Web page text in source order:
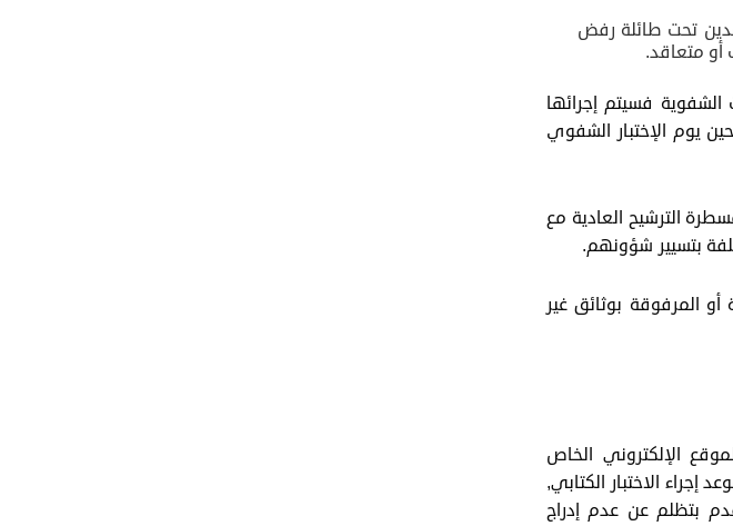
تحت طائلة رفض
أو متعاقد.
الشفوية فسيتم إجرائها
يوم الإختبار الشفوي
الترشيح العادية مع
بتسيير شؤونهم.
أو المرفوقة بوثائق غير
الإلكتروني الخاص
إجراء الاختبار الكتابي,
بتظلم عن عدم إدراج